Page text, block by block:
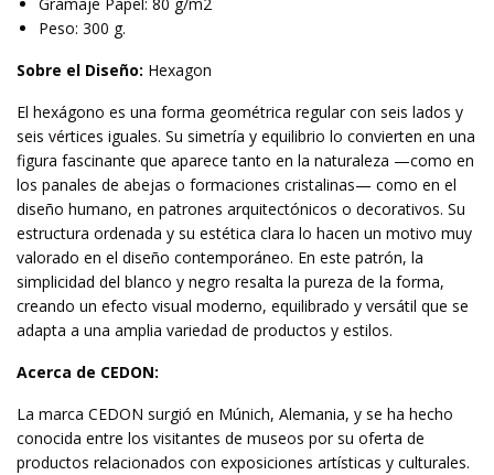
Peso: 300 g.
Sobre el Diseño: Hexagon
El hexágono es una forma geométrica regular con seis lados y
seis vértices iguales. Su simetría y equilibrio lo convierten en una
figura fascinante que aparece tanto en la naturaleza —como en
los panales de abejas o formaciones cristalinas— como en el
diseño humano, en patrones arquitectónicos o decorativos. Su
estructura ordenada y su estética clara lo hacen un motivo muy
valorado en el diseño contemporáneo. En este patrón, la
simplicidad del blanco y negro resalta la pureza de la forma,
creando un efecto visual moderno, equilibrado y versátil que se
adapta a una amplia variedad de productos y estilos.
Acerca de CEDON:
La marca CEDON surgió en Múnich, Alemania, y se ha hecho
conocida entre los visitantes de museos por su oferta de
productos relacionados con exposiciones artísticas y culturales.